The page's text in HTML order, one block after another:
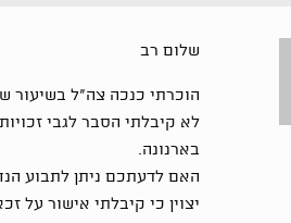
שלום רב
לא קיבלתי הסבר לגבי
בארנונה.
האם לדעתכם ניתן לתבוע
יצוין כי קיבלתי אישור על